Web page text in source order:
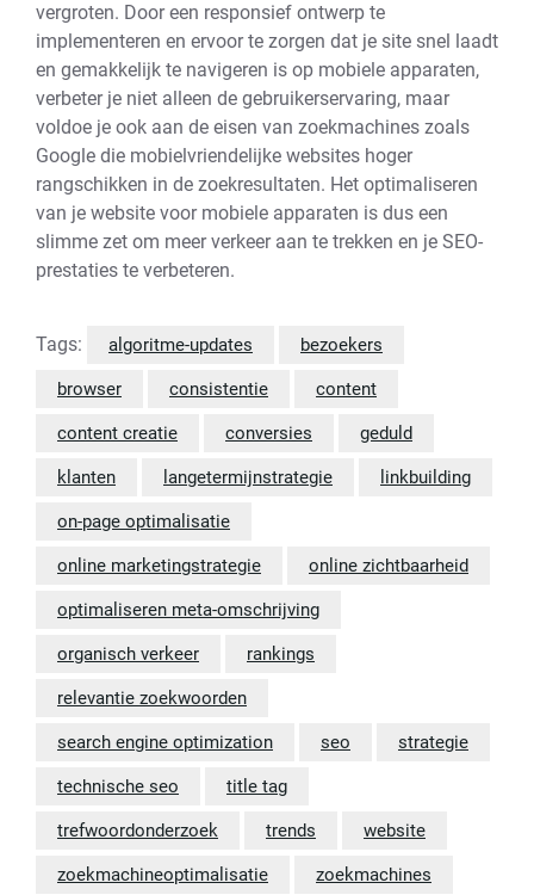
vergroten. Door een responsief ontwerp te
implementeren en ervoor te zorgen dat je site snel laadt
en gemakkelijk te navigeren is op mobiele apparaten,
verbeter je niet alleen de gebruikerservaring, maar
voldoe je ook aan de eisen van zoekmachines zoals
Google die mobielvriendelijke websites hoger
rangschikken in de zoekresultaten. Het optimaliseren
van je website voor mobiele apparaten is dus een
slimme zet om meer verkeer aan te trekken en je SEO-
prestaties te verbeteren.
Tags: algoritme-updates bezoekers
browser consistentie content
content creatie conversies geduld
klanten langetermijnstrategie linkbuilding
on-page optimalisatie
online marketingstrategie online zichtbaarheid
optimaliseren meta-omschrijving
organisch verkeer rankings
relevantie zoekwoorden
search engine optimization seo strategie
technische seo title tag
trefwoordonderzoek trends website
zoekmachineoptimalisatie zoekmachines